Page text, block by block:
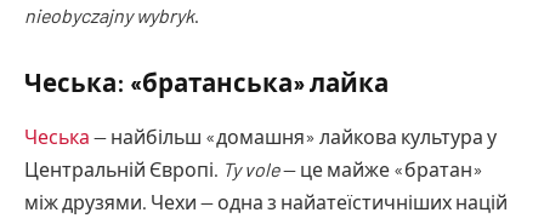
nieobyczajny wybryk.
Чеська: «братанська» лайка
Чеська — найбільш «домашня» лайкова культура у
Центральній Європі. Ty vole— це майже «братан»
між друзями. Чехи — одна з найатеїстичніших націй